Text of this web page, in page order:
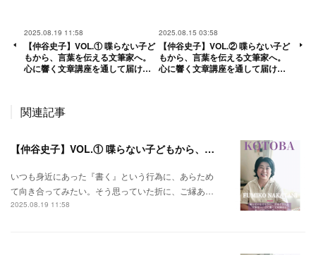
2025.08.19 11:58
【仲谷史子】VOL.① 喋らない子ど
もから、言葉を伝える文筆家へ。
心に響く文章講座を通して届け…
2025.08.15 03:58
【仲谷史子】VOL.② 喋らない子ど
もから、言葉を伝える文筆家へ。
心に響く文章講座を通して届け…
関連記事
【仲谷史子】VOL.① 喋らない子どもから、言葉を伝える文筆家へ。心に響く文章講座を通して届けたい想いとは？
いつも身近にあった『書く』という行為に、あらため
て向き合ってみたい。そう思っていた折に、ご縁あ…
2025.08.19 11:58